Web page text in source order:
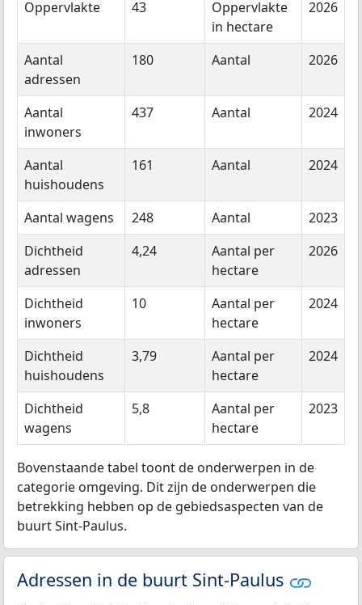
Oppervlakte 43
Oppervlakte
in hectare
2026
Aantal
adressen
180 Aantal 2026
Aantal
inwoners
437 Aantal 2024
Aantal
huishoudens
161 Aantal 2024
Aantal wagens 248 Aantal
2023
Dichtheid
adressen
4,24
Aantal per
hectare
2026
Dichtheid
inwoners
10
Aantal per
hectare
2024
Dichtheid
huishoudens
3,79
Aantal per
hectare
2024
Dichtheid
wagens
5,8
Aantal per
hectare
2023
Bovenstaande tabel toont de onderwerpen in de
categorie omgeving. Dit zijn de onderwerpen die
betrekking hebben op de gebiedsaspecten van de
buurt Sint-Paulus.
Adressen in de buurt Sint-Paulus